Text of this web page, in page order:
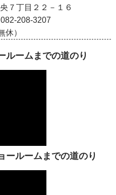
７丁目２２－１６
208-3207
休）
ルームまでの道のり
ールームまでの道のり